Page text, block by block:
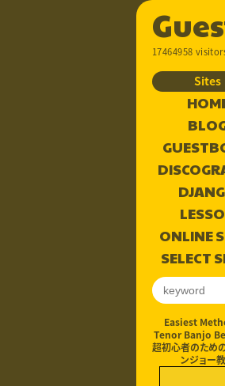
17464958
Sites
ONLINE
SELECT
Easiest
Tenor Banjo
超初心者のため
ンジョー